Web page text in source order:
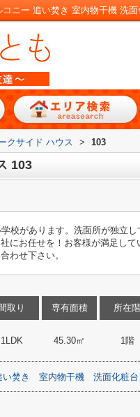
クサイド ハウス > 103
103
校があります。洗面所が独立
にお任せを！お客様が満足し
わせ下さい。
取り
1LDK
専有面積
45.30㎡
所在階
1階
い焚き 室内物干機 洗面化粧台